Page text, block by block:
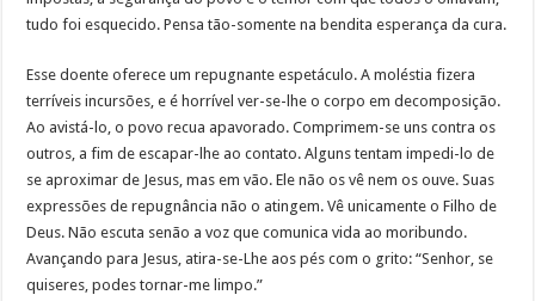
tudo foi esquecido. Pensa tão-somente na bendita esperança da cura.
Esse doente oferece um repugnante espetáculo. A moléstia fizera
terríveis incursões, e é horrível ver-se-lhe o corpo em decomposição.
Ao avistá-lo, o povo recua apavorado. Comprimem-se uns contra os
outros, a fim de escapar-lhe ao contato. Alguns tentam impedi-lo de
se aproximar de Jesus, mas em vão. Ele não os vê nem os ouve. Suas
expressões de repugnância não o atingem. Vê unicamente o Filho de
Deus. Não escuta senão a voz que comunica vida ao moribundo.
Avançando para Jesus, atira-se-Lhe aos pés com o grito: “Senhor, se
quiseres, podes tornar-me limpo.”